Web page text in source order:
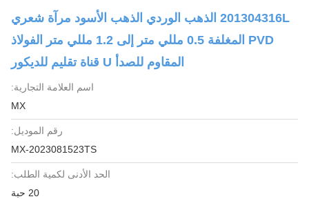
201304316L الذهب الوردي الذهب الأسود مرآة شعري
PVD المغلفة 0.5 مللي متر إلى 1.2 مللي متر الفولاذ
المقاوم للصدأ U قناة تقليم للديكور
اسم العلامة التجارية:
MX
رقم الموديل:
MX-2023081523TS
الحد الأدنى لكمية الطلب:
20 حبة